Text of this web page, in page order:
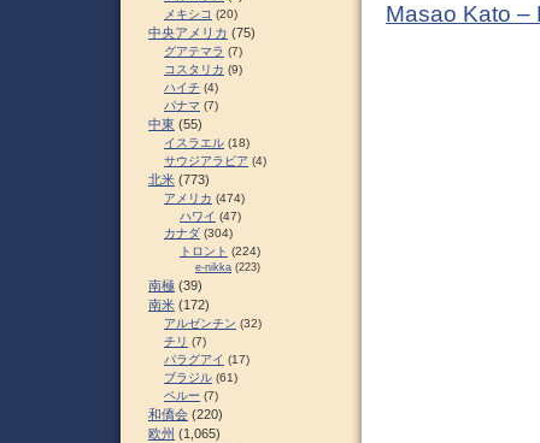
Masao Kato –
メキシコ (20)
中央アメリカ (75)
グアテマラ (7)
コスタリカ (9)
ハイチ (4)
パナマ (7)
中東 (55)
イスラエル (18)
サウジアラビア (4)
北米 (773)
アメリカ (474)
ハワイ (47)
カナダ (304)
トロント (224)
e-nikka (223)
南極 (39)
南米 (172)
アルゼンチン (32)
チリ (7)
パラグアイ (17)
ブラジル (61)
ペルー (7)
和僑会 (220)
欧州 (1,065)